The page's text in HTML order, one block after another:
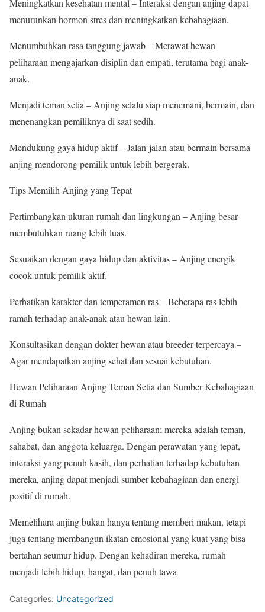
Meningkatkan kesehatan mental – Interaksi dengan anjing dapat
menurunkan hormon stres dan meningkatkan kebahagiaan.
Menumbuhkan rasa tanggung jawab – Merawat hewan
peliharaan mengajarkan disiplin dan empati, terutama bagi anak-
anak.
Menjadi teman setia – Anjing selalu siap menemani, bermain, dan
menenangkan pemiliknya di saat sedih.
Mendukung gaya hidup aktif – Jalan-jalan atau bermain bersama
anjing mendorong pemilik untuk lebih bergerak.
Tips Memilih Anjing yang Tepat
Pertimbangkan ukuran rumah dan lingkungan – Anjing besar
membutuhkan ruang lebih luas.
Sesuaikan dengan gaya hidup dan aktivitas – Anjing energik
cocok untuk pemilik aktif.
Perhatikan karakter dan temperamen ras – Beberapa ras lebih
ramah terhadap anak-anak atau hewan lain.
Konsultasikan dengan dokter hewan atau breeder terpercaya –
Agar mendapatkan anjing sehat dan sesuai kebutuhan.
Hewan Peliharaan Anjing Teman Setia dan Sumber Kebahagiaan
di Rumah
Anjing bukan sekadar hewan peliharaan; mereka adalah teman,
sahabat, dan anggota keluarga. Dengan perawatan yang tepat,
interaksi yang penuh kasih, dan perhatian terhadap kebutuhan
mereka, anjing dapat menjadi sumber kebahagiaan dan energi
positif di rumah.
Memelihara anjing bukan hanya tentang memberi makan, tetapi
juga tentang membangun ikatan emosional yang kuat yang bisa
bertahan seumur hidup. Dengan kehadiran mereka, rumah
menjadi lebih hidup, hangat, dan penuh tawa
Categories: Uncategorized